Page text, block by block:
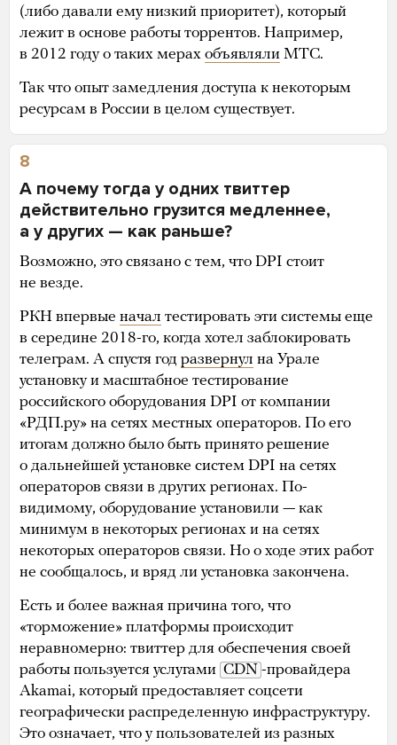
(либо давали ему низкий приоритет), который
лежит в основе работы торрентов. Например,
в 2012 году о таких мерах объявляли МТС.
Так что опыт замедления доступа к некоторым
ресурсам в России в целом существует.
8
А почему тогда у одних твиттер
действительно грузится медленнее,
а у других — как раньше?
Возможно, это связано с тем, что DPI стоит
не везде.
РКН впервые начал тестировать эти системы еще
в середине 2018-го, когда хотел заблокировать
телеграм. А спустя год развернул на Урале
установку и масштабное тестирование
российского оборудования DPI от компании
«РДП.ру» на сетях местных операторов. По его
итогам должно было быть принято решение
о дальнейшей установке систем DPI на сетях
операторов связи в других регионах. По-
видимому, оборудование установили — как
минимум в некоторых регионах и на сетях
некоторых операторов связи. Но о ходе этих работ
не сообщалось, и вряд ли установка закончена.
Есть и более важная причина того, что
«торможение» платформы происходит
неравномерно: твиттер для обеспечения своей
работы пользуется услугами CDN -провайдера
Akamai, который предоставляет соцсети
географически распределенную инфраструктуру.
Это означает, что у пользователей из разных